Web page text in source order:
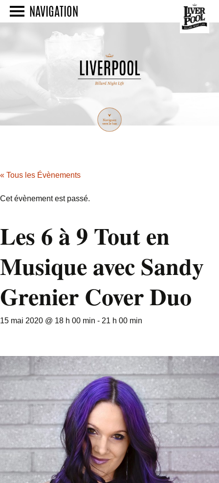
NAVIGATION
« Tous les Évènements
Cet évènement est passé.
Les 6 à 9 Tout en
Musique avec Sandy
Grenier Cover Duo
15 mai 2020 @ 18 h 00 min - 21 h 00 min